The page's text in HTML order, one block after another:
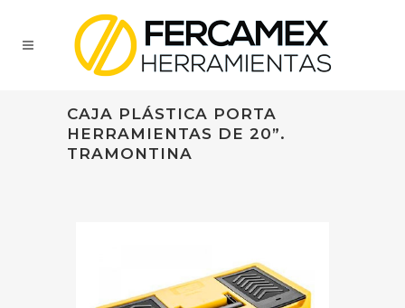
CAJA PLÁSTICA PORTA
HERRAMIENTAS DE 20”.
TRAMONTINA